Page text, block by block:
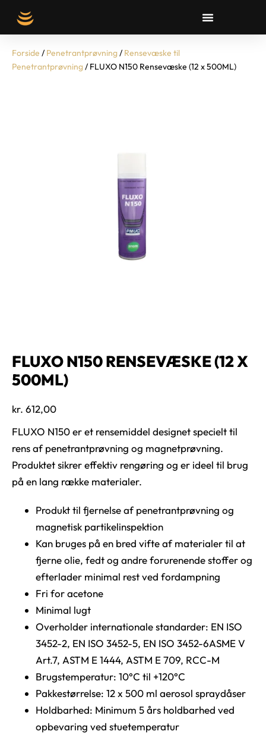
Forside / Penetrantprøvning/ Rensevæske til
Penetrantprøvning/ FLUXO N150 Rensevæske (12 x 500ML)
FLUXO N150 RENSEVÆSKE (12 X
500ML)
kr. 612,00
FLUXO N150 er et rensemiddel designet specielt til
rens af penetrantprøvning og magnetprøvning.
Produktet sikrer effektiv rengøring og er ideel til brug
på en lang række materialer.
Produkt til fjernelse af penetrantprøvning og
magnetisk partikelinspektion
Kan bruges på en bred vifte af materialer til at
fjerne olie, fedt og andre forurenende stoffer og
efterlader minimal rest ved fordampning
Fri for acetone
Minimal lugt
Overholder internationale standarder: EN ISO
3452-2, EN ISO 3452-5, EN ISO 3452-6ASME V
Art.7, ASTM E 1444, ASTM E 709, RCC-M
Brugstemperatur: 10°C til +120°C
Pakkestørrelse: 12 x 500 ml aerosol spraydåser
Holdbarhed: Minimum 5 års holdbarhed ved
opbevaring ved stuetemperatur